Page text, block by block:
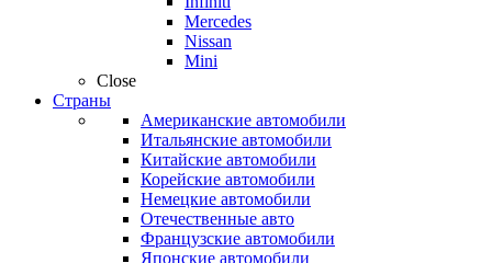
Mercedes
Nissan
Mini
Close
Страны
Американские автомобили
Итальянские автомобили
Китайские автомобили
Корейские автомобили
Немецкие автомобили
Отечественные авто
Французские автомобили
Японские автомобили